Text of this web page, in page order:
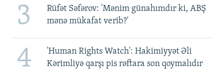
3
Rüfət Səfərov: 'Mənim günahımdır ki, ABŞ
mənə mükafat verib?'
4
'Human Rights Watch': Hakimiyyət Əli
Kərimliyə qarşı pis rəftara son qoymalıdır